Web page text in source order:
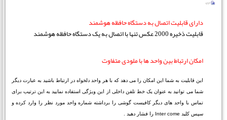
دارای قابلیت اتصال به دستگاه حافظه هوشمند
قابلیت ذخیره 2000 عکس تنها با اتصال به یک دستگاه حافظه هوشمند
امکان ارتباط بین واحد ها با ملودی متفاوت
این قابلیت به شما این امکان را می دهد که با هر واحد دلخواه در ارتباط باشید به عبارت دیگر
شما می توانید به عنوان یک خط تلفن داخلی از این ویژگی استفاده نمایید به این ترتیب برای
تماس با واحد های دیگر کافیست گوشی را برداشته شماره واحد مورد نظر را وارد کرده و
سپس کلید Inter come را فشار دهید .